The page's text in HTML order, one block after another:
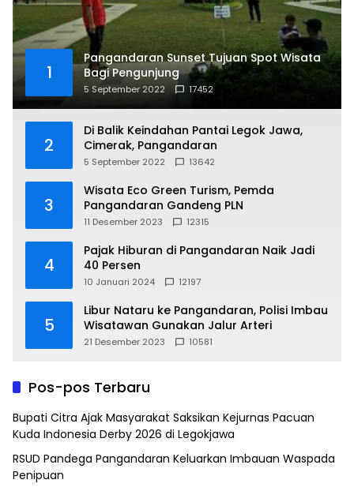
1
Pangandaran Sunset Tujuan Spot Wisata
Bagi Pengunjung
5 September 2022 17452
2
Di Balik Keindahan Pantai Legok Jawa,
Cimerak, Pangandaran
5 September 2022 13642
3
Wisata Eco Green Turism, Pemda
Pangandaran Gandeng PLN
11 Desember 2023 12315
4
Pajak Hiburan di Pangandaran Naik Jadi
40 Persen
10 Januari 2024 12197
5
Libur Nataru ke Pangandaran, Polisi Imbau
Wisatawan Gunakan Jalur Arteri
21 Desember 2023 10581
Pos-pos Terbaru
Bupati Citra Ajak Masyarakat Saksikan Kejurnas Pacuan
Kuda Indonesia Derby 2026 di Legokjawa
RSUD Pandega Pangandaran Keluarkan Imbauan Waspada
Penipuan